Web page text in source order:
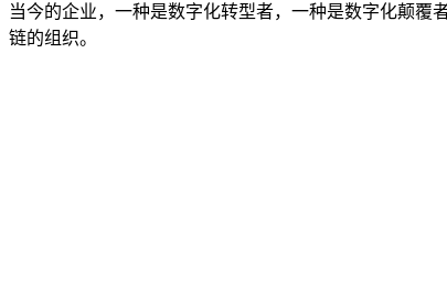
当今的企业，一种是数字化转型者，一种是数字化颠
链的组织。